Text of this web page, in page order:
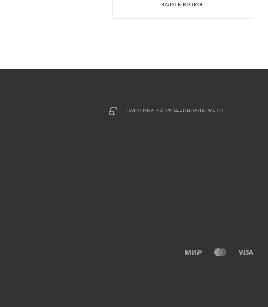
ЗАДАТЬ ВОПРОС
ПОЛИТИКА КОНФИДЕНЦИАЛЬНОСТИ